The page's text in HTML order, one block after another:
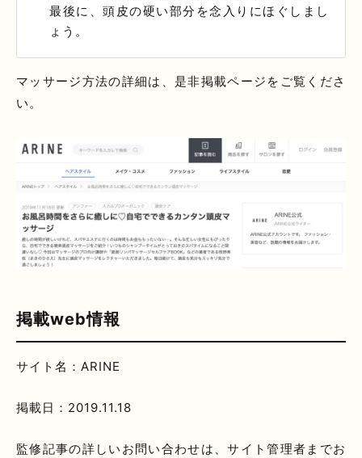
最後に、頭皮の硬い部分を念入りにほぐしまし
ょう。
マッサージ方法の詳細は、是非掲載ページをご覧くださ
い。
掲載web情報
サイト名：ARINE
掲載日：2019.11.18
監修記事の詳しいお問い合わせは、サイト管理者までお